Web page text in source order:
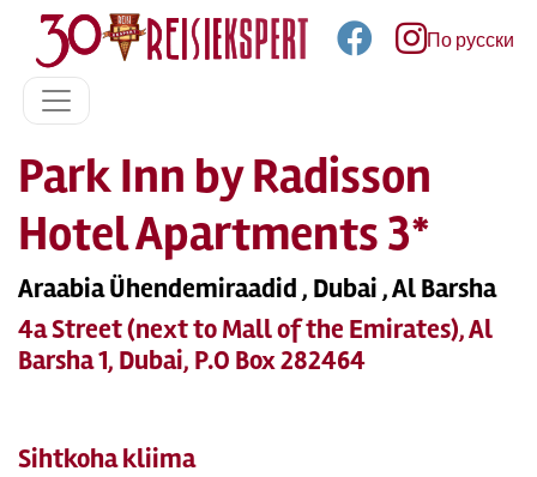
По русски
Park Inn by Radisson
Hotel Apartments 3*
Araabia Ühendemiraadid , Dubai , Al Barsha
4a Street (next to Mall of the Emirates), Al
Barsha 1, Dubai, P.O Box 282464
Sihtkoha kliima